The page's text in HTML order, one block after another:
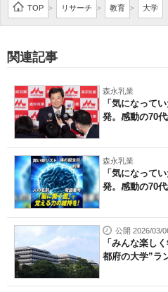
企業向けIT製品の総合サイト
製造業のIT導入・活用を支援
モノづくり技術者専門サイト
エレクトロニクス専門サイト
電子設計の基本と応用
エネルギーの専門メディア
建設×テクノロジーの最前線
ちょっと気になるネットの話題
TOP > リサーチ > 教育 > 大学
関連記事
森永乳業
「気になって
発。感動の70
森永乳業
「気になって
発。感動の70
公開 2026/03/
「みんな楽し
都府の大学”ラ